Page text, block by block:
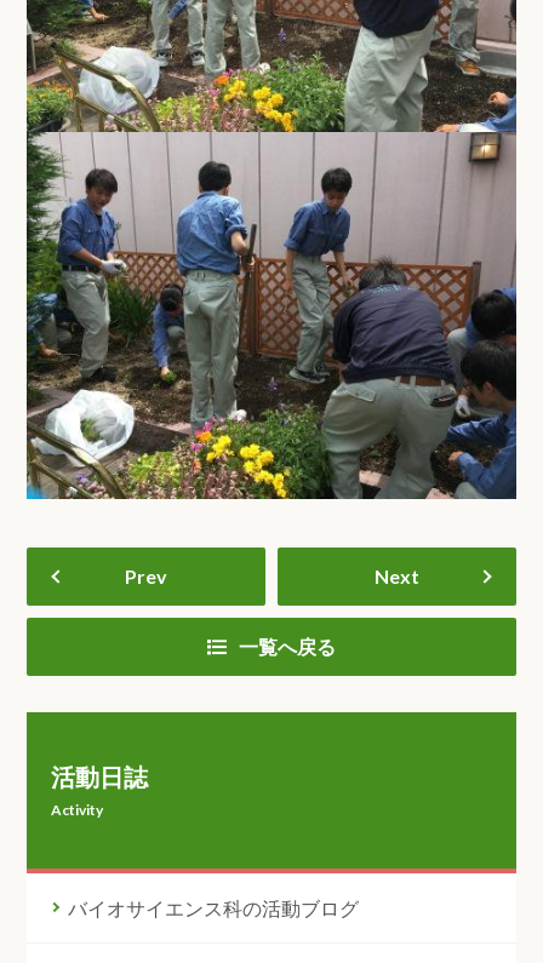
Prev Next
一覧へ戻る
活動日誌
Activity
バイオサイエンス科の活動ブログ